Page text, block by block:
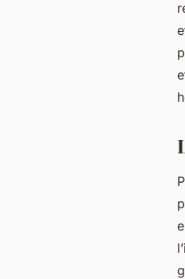
13 min de